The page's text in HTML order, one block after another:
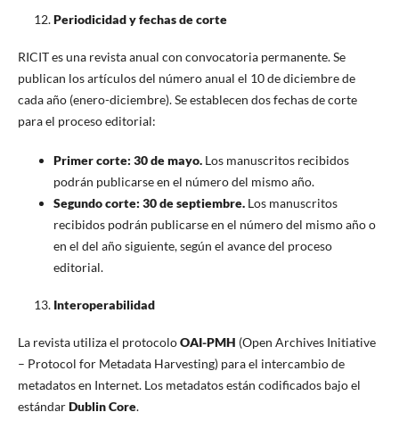
Periodicidad y fechas de corte
RICIT es una revista anual con convocatoria permanente. Se
publican los artículos del número anual el 10 de diciembre de
cada año (enero-diciembre). Se establecen dos fechas de corte
para el proceso editorial:
Primer corte: 30 de mayo.Los manuscritos recibidos
podrán publicarse en el número del mismo año.
Segundo corte: 30 de septiembre.Los manuscritos
recibidos podrán publicarse en el número del mismo año o
en el del año siguiente, según el avance del proceso
editorial.
Interoperabilidad
La revista utiliza el protocoloOAI-PMH (Open Archives Initiative
– Protocol for Metadata Harvesting) para el intercambio de
metadatos en Internet. Los metadatos están codificados bajo el
estándarDublin Core.